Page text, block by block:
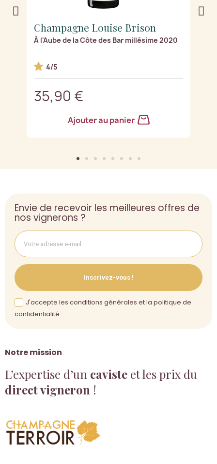
Champagne Louise Brison
À l'Aube de la Côte des Bar millésime 2020
4/5
35,90 €
Ajouter au panier
Notre mission
L’expertise d’un caviste et les prix du
direct vigneron !
Envie de recevoir les meilleures offres de
nos vignerons ?
Inscrivez-vous !
J'accepte les conditions générales et la politique de
confidentialité